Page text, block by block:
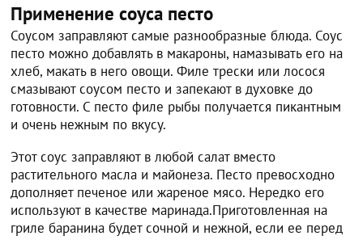
Применение соуса песто
Соусом заправляют самые разнообразные блюда. Соус
песто можно добавлять в макароны, намазывать его на
хлеб, макать в него овощи. Филе трески или лосося
смазывают соусом песто и запекают в духовке до
готовности. С песто филе рыбы получается пикантным
и очень нежным по вкусу.
Этот соус заправляют в любой салат вместо
растительного масла и майонеза. Песто превосходно
дополняет печеное или жареное мясо. Нередко его
используют в качестве маринада.Приготовленная на
гриле баранина будет сочной и нежной, если ее перед